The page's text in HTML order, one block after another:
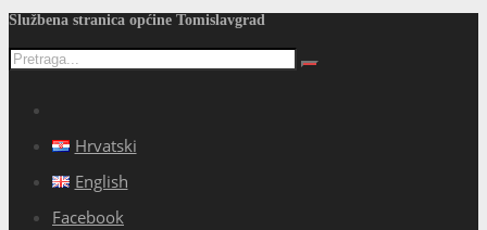
Službena stranica općine Tomislavgrad
Hrvatski
English
Facebook